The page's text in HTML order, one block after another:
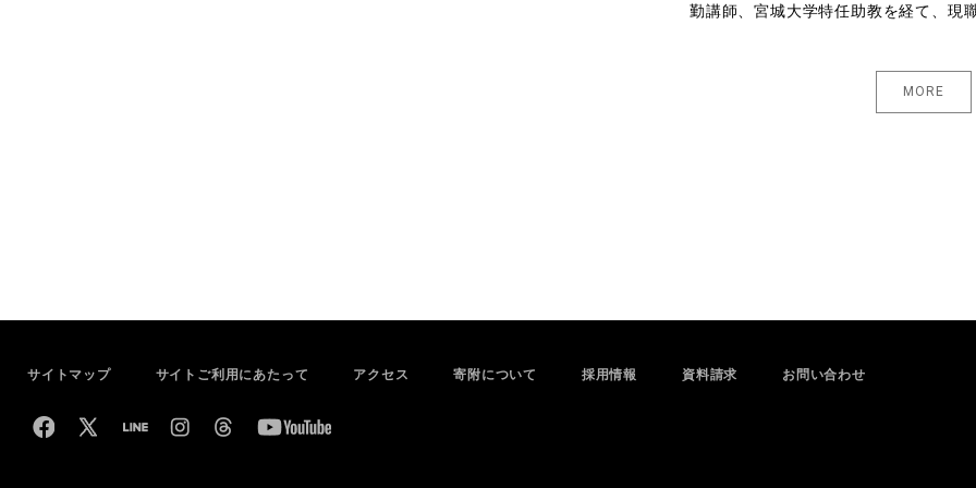
勤講師、宮城大学特任助教を経て、現
MORE
サイトマップ サイトご利用にあたって アクセス 寄附について 採用情報 資料請求 お問い合わせ